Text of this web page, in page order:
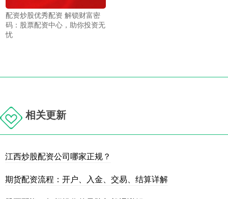
配资炒股优秀配资 解锁财富密
码：股票配资中心，助你投资无
忧
相关更新
江西炒股配资公司哪家正规？
期货配资流程：开户、入金、交易、结算详解